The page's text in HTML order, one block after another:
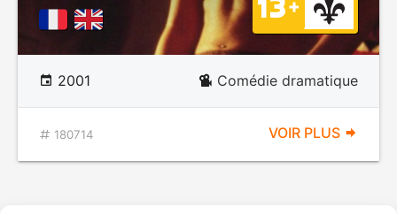
2001 Comédie dramatique
180714 VOIR PLUS